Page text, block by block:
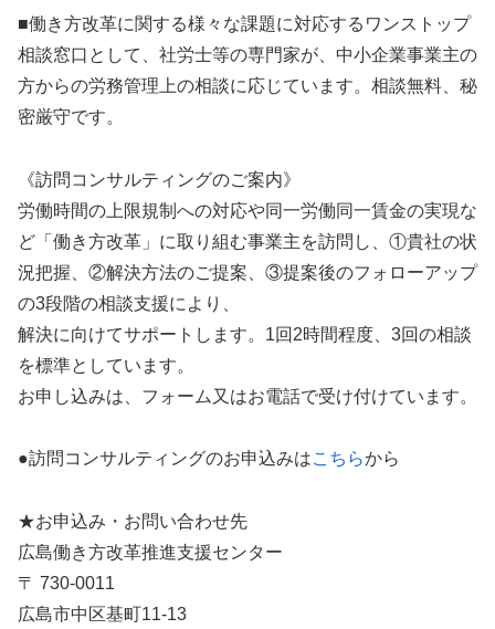
■働き方改革に関する様々な課題に対応するワンストップ
相談窓口として、社労士等の専門家が、中小企業事業主の
方からの労務管理上の相談に応じています。相談無料、秘
密厳守です。
《訪問コンサルティングのご案内》
労働時間の上限規制への対応や同一労働同一賃金の実現な
ど「働き方改革」に取り組む事業主を訪問し、①貴社の状
況把握、②解決方法のご提案、③提案後のフォローアップ
の3段階の相談支援により、
解決に向けてサポートします。1回2時間程度、3回の相談
を標準としています。
お申し込みは、フォーム又はお電話で受け付けています。
●訪問コンサルティングのお申込みはこちらから
★お申込み・お問い合わせ先
広島働き方改革推進支援センター
〒 730-0011
広島市中区基町11-13